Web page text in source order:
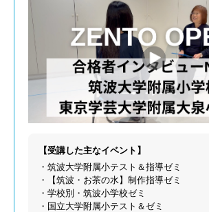
【受講した主なイベント】
・筑波大学附属小テスト＆指導ゼミ
・【筑波・お茶の水】制作指導ゼミ
・学校別・筑波小学校ゼミ
・国立大学附属小テスト＆ゼミ